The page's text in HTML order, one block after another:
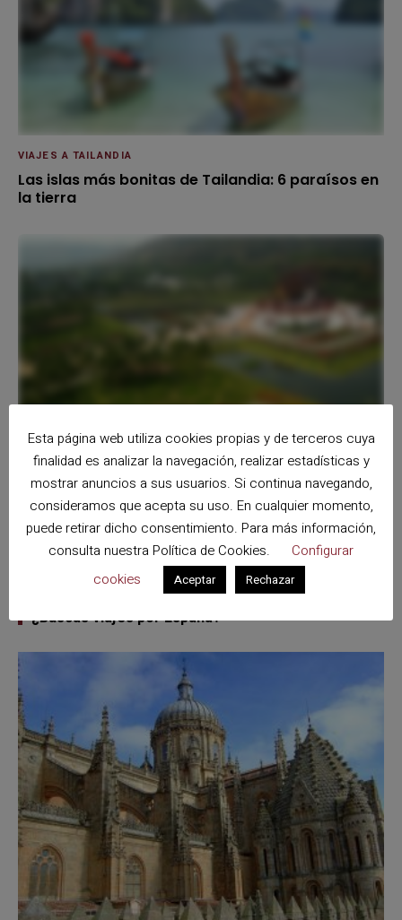
VIAJES A TAILANDIA
Las islas más bonitas de Tailandia: 6 paraísos en
la tierra
VIAJES A TAILANDIA
Descubre el norte de Tailandia
Search
¿Buscas viajes por España?
Esta página web utiliza cookies propias y de terceros cuya
finalidad es analizar la navegación, realizar estadísticas y
mostrar anuncios a sus usuarios. Si continua navegando,
consideramos que acepta su uso. En cualquier momento,
puede retirar dicho consentimiento. Para más información,
consulta nuestra Política de Cookies.
Configurar
cookies
Aceptar Rechazar